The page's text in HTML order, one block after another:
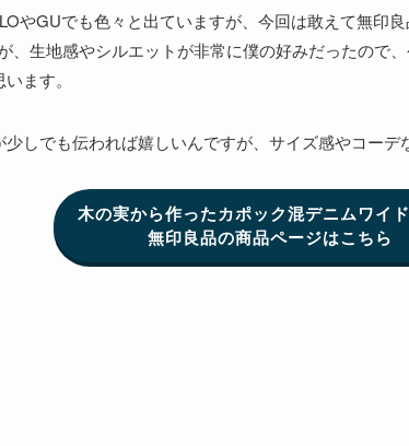
やGUでも色々と出ていますが、今回は敢えて無印
、生地感やシルエットが非常に僕の好みだったので
ます。
しでも伝われば嬉しいんですが、サイズ感やコーデ
木の実から作ったカポック混デニムワイ
無印良品の商品ページはこちら